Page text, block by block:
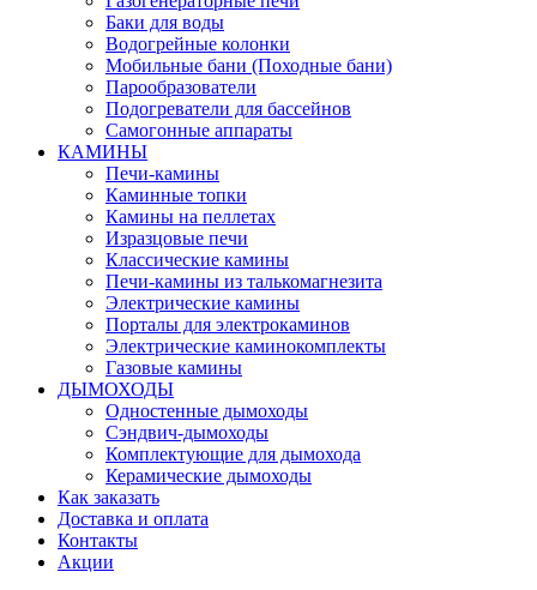
Баки для воды
Водогрейные колонки
Мобильные бани (Походные бани)
Парообразователи
Подогреватели для бассейнов
Самогонные аппараты
КАМИНЫ
Печи-камины
Каминные топки
Камины на пеллетах
Изразцовые печи
Классические камины
Печи-камины из талькомагнезита
Электрические камины
Порталы для электрокаминов
Электрические каминокомплекты
Газовые камины
ДЫМОХОДЫ
Одностенные дымоходы
Сэндвич-дымоходы
Комплектующие для дымохода
Керамические дымоходы
Как заказать
Доставка и оплата
Контакты
Акции